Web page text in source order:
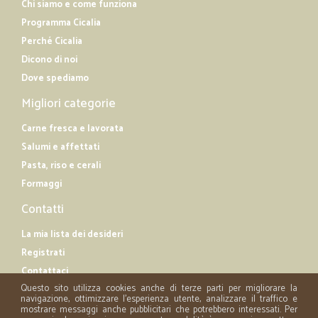
Chi siamo e come funziona
Programma Cicalia
Perché Cicalia
Dicono di noi
Dove spediamo
Migliori categorie
Carne fresca e lavorata
Salumi e affettati
Pasta, riso e cerali
Formaggi
Contatti
La mia lista dei desideri
Registrati
Contattaci
Questo sito utilizza cookies anche di terze parti per migliorare la
navigazione, ottimizzare l'esperienza utente, analizzare il traffico e
mostrare messaggi anche pubblicitari che potrebbero interessati. Per